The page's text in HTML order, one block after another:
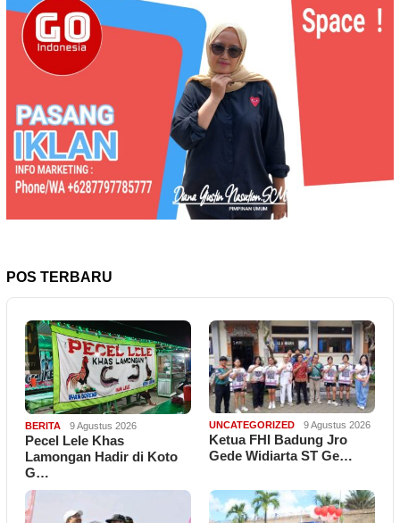
POS TERBARU
BERITA 9 Agustus 2026
Pecel Lele Khas
Lamongan Hadir di Koto
G…
UNCATEGORIZED 9 Agustus 2026
Ketua FHI Badung Jro
Gede Widiarta ST Ge…